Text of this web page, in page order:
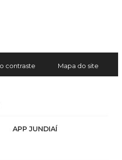
contraste Mapa do site
APP JUNDIAÍ